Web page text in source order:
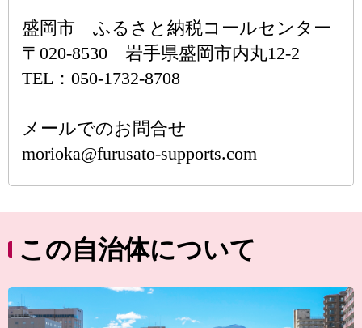
盛岡市 ふるさと納税コールセンター
〒020-8530 岩手県盛岡市内丸12-2
TEL：050-1732-8708
メールでのお問合せ
morioka@furusato-supports.com
この自治体について